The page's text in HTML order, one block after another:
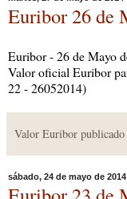
Euribor 26 de
Euribor - 26 de Mayo
Valor oficial Euribor
22 - 26052014)
Valor Euribor publicado
sábado, 24 de mayo de 2014